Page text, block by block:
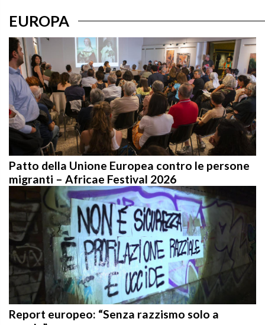
Patto della Unione Europea contro le persone
migranti – Africae Festival 2026
Report europeo: “Senza razzismo solo a
parole”